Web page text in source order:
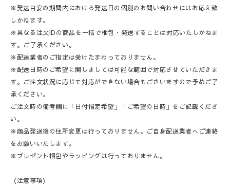
※発送目安の期間内における発送日の個別のお問い合わせにはお応え致
しかねます。
※異なる注文IDの商品を一括で梱包・発送することは対応いたしかねま
す。ご了承ください。
※配送業者のご指定は受けたまわっておりません。
※配送日時のご希望に関しましては可能な範囲で対応させていただきま
す。ご注文状況に応じて対応ができない場合もごさいますので予めご了
承ください。
ご注文時の備考欄に「日付指定希望」「ご希望の日時」をご記載くださ
い。
※商品発送後の住所変更は行っておりません。ご自身配送業者へご連絡
をお願いいたします。
※プレゼント梱包やラッピングは行っておりません。
〈注意事項〉